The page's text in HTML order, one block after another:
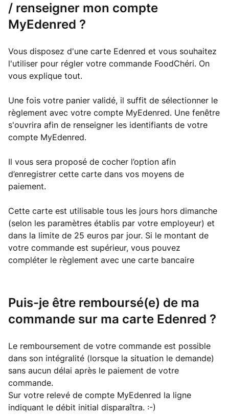
/ renseigner mon compte
MyEdenred ?
Vous disposez d'une carte Edenred et vous souhaitez
l'utiliser pour régler votre commande FoodChéri. On
vous explique tout.
Une fois votre panier validé, il suffit de sélectionner le
règlement avec votre compte MyEdenred. Une fenêtre
s'ouvrira afin de renseigner les identifiants de votre
compte MyEdenred.
Il vous sera proposé de cocher l’option afin
d’enregistrer cette carte dans vos moyens de
paiement.
Cette carte est utilisable tous les jours hors dimanche
(selon les paramètres établis par votre employeur) et
dans la limite de 25 euros par jour. Si le montant de
votre commande est supérieur, vous pouvez
compléter le règlement avec une carte bancaire
Puis-je être remboursé(e) de ma
commande sur ma carte Edenred ?
Le remboursement de votre commande est possible
dans son intégralité (lorsque la situation le demande)
sans aucun délai après le paiement de votre
commande.
Sur votre relevé de compte MyEdenred la ligne
indiquant le débit initial disparaîtra. :-)